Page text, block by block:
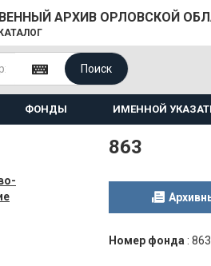
АРХИВ ОРЛОВСКОЙ
Поиск
ФОНДЫ ИМЕННОЙ
863
Номер фонда : 863